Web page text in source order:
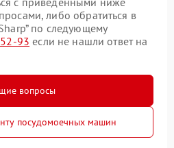
либо обратиться в
по следующему
93 если не нашли ответ на
вопросы
посудомоечных машин